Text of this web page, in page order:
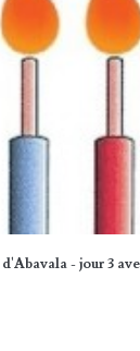
- jour 3